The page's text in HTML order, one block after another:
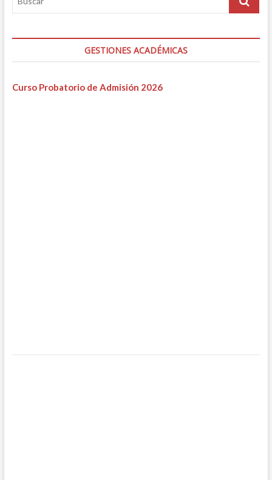
GESTIONES ACADÉMICAS
Curso Probatorio de Admisión 2026